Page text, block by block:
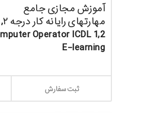
آموزش مجازی جامع
مهارتهای
Operator ICDL 1,2
E-learning
ثبت سفارش